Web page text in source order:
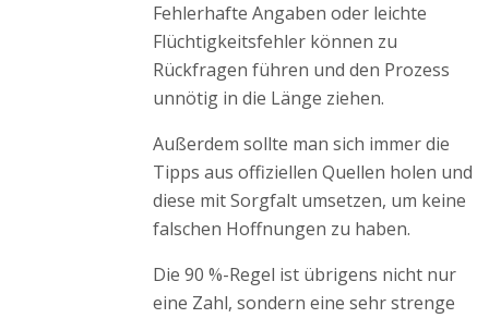
Fehlerhafte Angaben oder leichte
Flüchtigkeitsfehler können zu
Rückfragen führen und den Prozess
unnötig in die Länge ziehen.
Außerdem sollte man sich immer die
Tipps aus offiziellen Quellen holen und
diese mit Sorgfalt umsetzen, um keine
falschen Hoffnungen zu haben.
Die 90 %-Regel ist übrigens nicht nur
eine Zahl, sondern eine sehr strenge